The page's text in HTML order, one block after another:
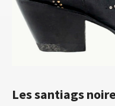
Les santiags